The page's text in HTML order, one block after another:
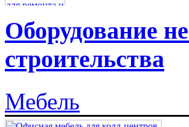
Оборудование
строительства
Мебель